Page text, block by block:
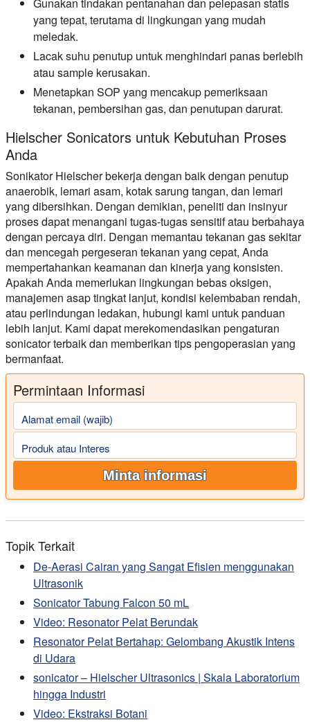
Gunakan tindakan pentanahan dan pelepasan statis
yang tepat, terutama di lingkungan yang mudah
meledak.
Lacak suhu penutup untuk menghindari panas berlebih
atau sample kerusakan.
Menetapkan SOP yang mencakup pemeriksaan
tekanan, pembersihan gas, dan penutupan darurat.
Hielscher Sonicators untuk Kebutuhan Proses
Anda
Sonikator Hielscher bekerja dengan baik dengan penutup
anaerobik, lemari asam, kotak sarung tangan, dan lemari
yang dibersihkan. Dengan demikian, peneliti dan insinyur
proses dapat menangani tugas-tugas sensitif atau berbahaya
dengan percaya diri. Dengan memantau tekanan gas sekitar
dan mencegah pergeseran tekanan yang cepat, Anda
mempertahankan keamanan dan kinerja yang konsisten.
Apakah Anda memerlukan lingkungan bebas oksigen,
manajemen asap tingkat lanjut, kondisi kelembaban rendah,
atau perlindungan ledakan, hubungi kami untuk panduan
lebih lanjut. Kami dapat merekomendasikan pengaturan
sonicator terbaik dan memberikan tips pengoperasian yang
bermanfaat.
Permintaan Informasi
Alamat email (wajib)
Produk atau Interes
Minta informasi
Topik Terkait
De-Aerasi Cairan yang Sangat Efisien menggunakan
Ultrasonik
Sonicator Tabung Falcon 50 mL
Video: Resonator Pelat Berundak
Resonator Pelat Bertahap: Gelombang Akustik Intens
di Udara
sonicator – Hielscher Ultrasonics | Skala Laboratorium
hingga Industri
Video: Ekstraksi Botani